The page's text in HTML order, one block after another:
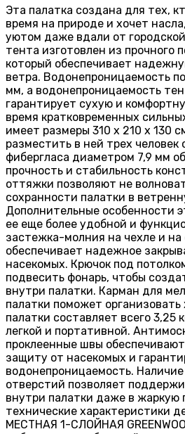
Эта палатка создана для тех,
время на природе и хочет
уютом даже вдали от
тента изготовлен из прочного
который обеспечивает
ветра. Водонепроницаемость
мм, а водонепроницаемость
гарантирует сухую и
время кратковременных
имеет размеры 310 х 210 х 130
разместить в ней трех
фибергласа диаметром 7,9 мм
прочность и стабильность
оттяжки позволяют не
сохранности палатки в
Дополнительные особенности
ее еще более удобной и
застежка-молния на чехле и на
обеспечивает надежное
насекомых. Крючок под
подвесить фонарь, чтобы
внутри палатки. Карман для
палатки поможет
палатки составляет всего 3,25
легкой и портативной.
проклеенные швы
защиту от насекомых и
водонепроницаемость.
отверстий позволяет
внутри палатки даже в жаркую
технические характеристики
МЕСТНАЯ 1-СЛОЙНАЯ